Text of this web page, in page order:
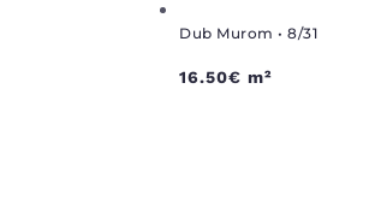
Dub Murom • 8/31
16.50€ m²